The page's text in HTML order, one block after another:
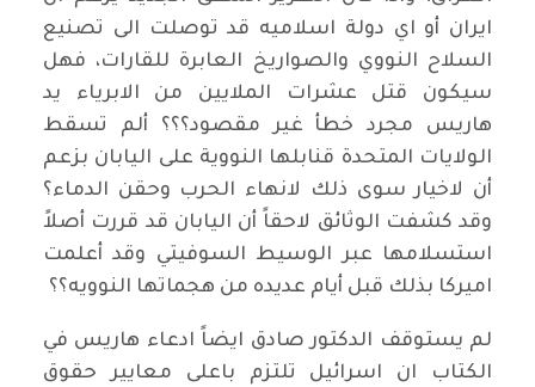
ايران أو اي دولة اسلاميه قد توصلت الى تصنيع
السلاح النووي والصواريخ العابرة للقارات، فهل
سيكون قتل عشرات الملايين من الابرياء يد
هاريس مجرد خطأ غير مقصود؟؟؟ ألم تسقط
الولايات المتحدة قنابلها النووية على اليابان بزعم
أن لاخيار سوى ذلك لانهاء الحرب وحقن الدماء؟
وقد كشفت الوثائق لاحقاً أن اليابان قد قررت أصلاً
استسلامها عبر الوسيط السوفيتي وقد أعلمت
اميركا بذلك قبل أيام عديده من هجماتها النوويه؟؟
لم يستوقف الدكتور صادق ايضاً ادعاء هاريس في
الكتاب ان اسرائيل تلتزم باعلى معايير حقوق